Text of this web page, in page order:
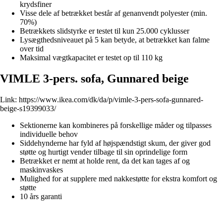
krydsfiner
Visse dele af betrækket består af genanvendt polyester (min.
70%)
Betrækkets slidstyrke er testet til kun 25.000 cyklusser
Lysægthedsniveauet på 5 kan betyde, at betrækket kan falme
over tid
Maksimal vægtkapacitet er testet op til 110 kg
VIMLE 3-pers. sofa, Gunnared beige
Link: https://www.ikea.com/dk/da/p/vimle-3-pers-sofa-gunnared-
beige-s19399033/
Sektionerne kan kombineres på forskellige måder og tilpasses
individuelle behov
Siddehynderne har fyld af højspændstigt skum, der giver god
støtte og hurtigt vender tilbage til sin oprindelige form
Betrækket er nemt at holde rent, da det kan tages af og
maskinvaskes
Mulighed for at supplere med nakkestøtte for ekstra komfort og
støtte
10 års garanti